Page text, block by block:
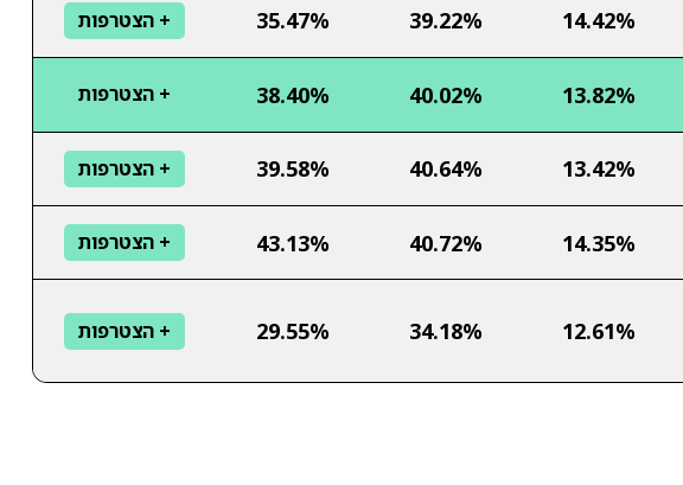
14.42%
39.22%
35.47% + הצטרפות
13.82%
40.02%
38.40% + הצטרפות
13.42%
40.64%
39.58% + הצטרפות
14.35%
40.72%
43.13% + הצטרפות
12.61%
34.18%
29.55% + הצטרפות